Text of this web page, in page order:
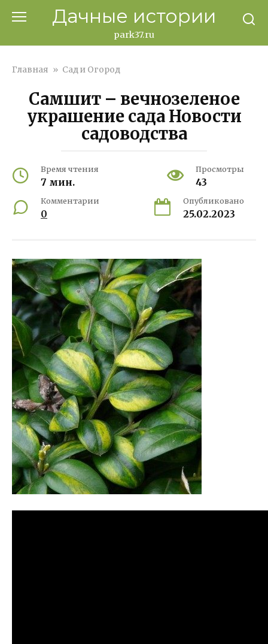
Дачные истории
park37.ru
Главная » Сад и Огород
Самшит – вечнозеленое
украшение сада Новости
садоводства
Время чтения
7 мин.
Просмотры
43
Комментарии
0
Опубликовано
25.02.2023